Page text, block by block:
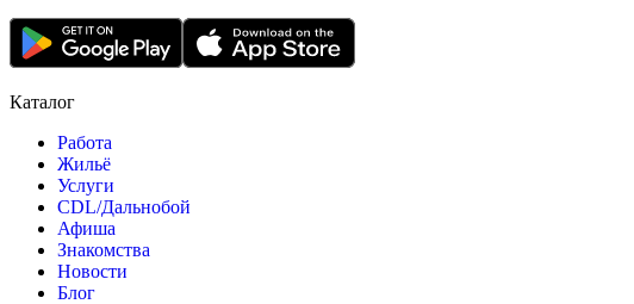
Каталог
Работа
Жильё
Услуги
CDL/Дальнобой
Афиша
Знакомства
Новости
Блог